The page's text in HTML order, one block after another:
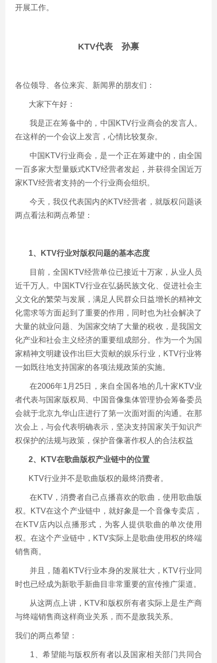
开展工作。
KTV代表 孙禀
各位领导、各位来宾、新闻界的朋友们：
大家下午好：
我是正在筹备中的，中国KTV行业商会的发言人。
在这样的一个会议上发言，心情比较复杂。
中国KTV行业商会，是一个正在筹建中的，由全国
一百多家大型量贩式KTV经营者发起，并获得全国近万
家KTV经营者支持的一个行业商会组织。
今天，我仅代表国内的KTV经营者，就版权问题谈
两点看法和两点希望：
1、KTV行业对版权问题的基本态度
目前，全国KTV经营单位已接近十万家，从业人员
近千万人。中国KTV行业在弘扬民族文化、促进社会主
义文化的繁荣与发展，满足人民群众日益增长的精神文
化需求等方面起到了重要的作用，同时也为社会解决了
大量的就业问题、为国家交纳了大量的税收，是我国文
化产业和社会主义经济的重要组成部分。作为一个为国
家精神文明建设作出巨大贡献的娱乐行业，KTV行业将
一如既往地支持国家的各项法规政策的实施。
在2006年1月25日，来自全国各地的几十家KTV业
者代表与国家版权局、中国音像集体管理协会筹备委员
会就于北京九华山庄进行了第一次面对面的沟通。在那
次会上，与会代表明确表示，坚决支持国家关于知识产
权保护的法规与政策，保护音像著作权人的合法权益
2、KTV在歌曲版权产业链中的位置
KTV行业并不是歌曲版权的最终消费者。
在KTV，消费者自己点播喜欢的歌曲，使用歌曲版
权。KTV在这个产业链中，就好象是一个音像专卖店，
在KTV店内以点播形式，为客人提供歌曲的单次使用
权。在这个产业链中，KTV实际上是歌曲使用权的终端
销售商。
并且，随着KTV行业本身的发展壮大，KTV行业同
时也已经成为新歌手新曲目非常重要的宣传推广渠道。
从这两点上讲，KTV和版权所有者实际上是生产商
与终端销售商这样商业关系，而不是敌我关系。
我们的两点希望：
1、希望能与版权所有者以及国家相关部门共同合